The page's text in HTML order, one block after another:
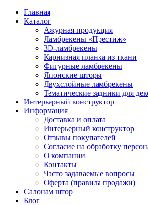
Главная
Каталог
Ажурная продукция
Ламбрекены «Престиж»
3D-ламбрекены
Карнизная планка из ткани
Фигурные ламбрекены
Японские шторы
Двухслойные ламбрекены
Тематические задники для
Интерьерный конструктор
Информация
Доставка и оплата
Интерьерный конструктор
Отзывы покупателей
Согласие на обработку
О компании
Контакты
Часто задаваемые вопросы
Оферта (правила продажи)
Салонам штор
Блог